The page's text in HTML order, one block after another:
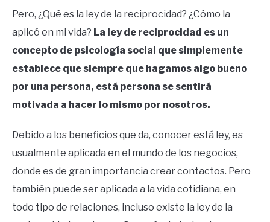
Pero, ¿Qué es la ley de la reciprocidad? ¿Cómo la
aplicó en mi vida? La ley de reciprocidad es un
concepto de psicología social que simplemente
establece que siempre que hagamos algo bueno
por una persona, está persona se sentirá
motivada a hacer lo mismo por nosotros.
Debido a los beneficios que da, conocer está ley, es
usualmente aplicada en el mundo de los negocios,
donde es de gran importancia crear contactos. Pero
también puede ser aplicada a la vida cotidiana, en
todo tipo de relaciones, incluso existe la ley de la